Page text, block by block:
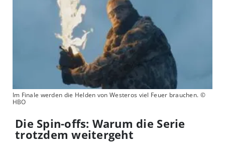
Im Finale werden die Helden von Westeros viel Feuer brauchen. ©
HBO
Die Spin-offs: Warum die Serie
trotzdem weitergeht